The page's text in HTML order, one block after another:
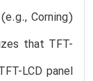
Corning)
that TFT-
LCD panel